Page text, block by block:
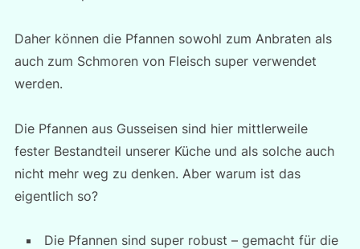
Daher können die Pfannen sowohl zum Anbraten als
auch zum Schmoren von Fleisch super verwendet
werden.
Die Pfannen aus Gusseisen sind hier mittlerweile
fester Bestandteil unserer Küche und als solche auch
nicht mehr weg zu denken. Aber warum ist das
eigentlich so?
Die Pfannen sind super robust – gemacht für die